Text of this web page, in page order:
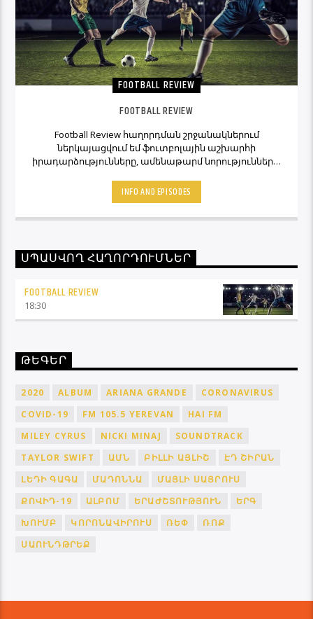
FOOTBALL REVIEW
FOOTBALL REVIEW
Football Review հաղորդման շրջանակներում
ներկայացվում եմ ֆուտբոլային աշխարհի
իրադարձությունները, ամենաթարմ նորությունները,
տեսակետները։ Հետևեք Լավագույնի եթերին եւ
Ֆուտբոլ Ռիվյու հաղորդաշարի միջոցով մշտապես
կլինեք ֆուտբոլային աշխարհի կիզակետում։
INFO AND EPISODES
ՍՊԱՍՎՈՂ ՀԱՂՈՐԴՈՒՄՆԵՐ
FOOTBALL REVIEW
18:30
ԹԵԳԵՐ
2020 ALBUM ARIANA GRANDE
CORONAVIRUS
COVID-19
FM 105.5 YEREVAN
HAI FM
MILEY CYRUS
NICKI MINAJ
SOUNDTRACK
TAYLOR SWIFT
ԱՄՆ ԲԻԼԼԻ ԱՅԼԻՇ
ԷԴ ՇԻՐԱՆ
ԼԵԴԻ ԳԱԳԱ
ՄԱԴՈՆՆԱ
ՄԱՅԼԻ ՍԱՅՐՈՒՍ
ՔՈՎԻԴ-19
ԱԼԲՈՄ ԵՐԱԺՇՏՈՒԹՅՈՒՆ
ԵՐԳ
ԽՈՒՄԲ
ԿՈՐՈՆԱՎԻՐՈՒՍ ՌԵՓ
ՌՈՔ
ՍԱՈՒՆԴԹՐԵՔ